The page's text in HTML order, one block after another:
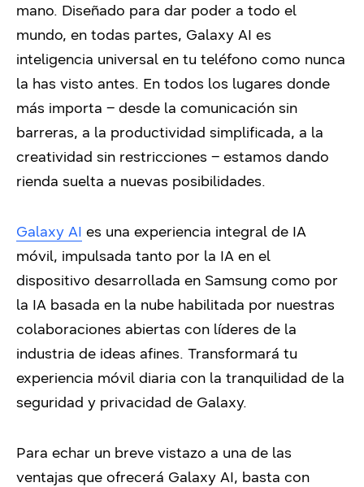
mano. Diseñado para dar poder a todo el
mundo, en todas partes, Galaxy AI es
inteligencia universal en tu teléfono como nunca
la has visto antes. En todos los lugares donde
más importa – desde la comunicación sin
barreras, a la productividad simplificada, a la
creatividad sin restricciones – estamos dando
rienda suelta a nuevas posibilidades.
Galaxy AI es una experiencia integral de IA
móvil, impulsada tanto por la IA en el
dispositivo desarrollada en Samsung como por
la IA basada en la nube habilitada por nuestras
colaboraciones abiertas con líderes de la
industria de ideas afines. Transformará tu
experiencia móvil diaria con la tranquilidad de la
seguridad y privacidad de Galaxy.
Para echar un breve vistazo a una de las
ventajas que ofrecerá Galaxy AI, basta con